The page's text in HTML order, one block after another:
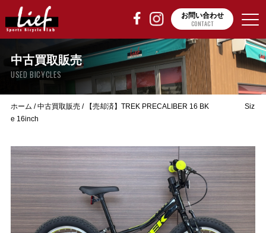
お問い合わせ
CONTACT
中古買取販売
USED BICYCLES
ホーム /中古買取販売/
【売却済】TREK PRECALIBER 16 BK Siz
e 16inch